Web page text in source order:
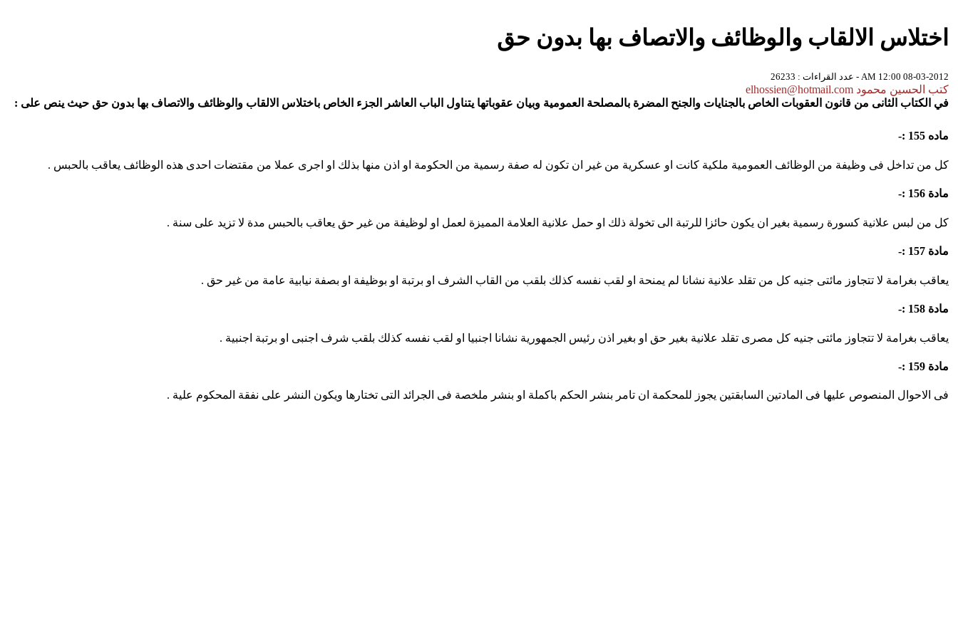
اختلاس الالقاب والوظائف والاتصاف بها بدون حق
08-03-2012 12:00 AM - عدد القراءات : 26233
كتب الحسين محمود elhossien@hotmail.com
في الكتاب الثانى من قانون العقوبات الخاص بالجنايات والجنح المضرة بالمصلحة العمومية وبيان عقوباتها يتناول الباب العاشر الجزء الخاص باختلاس الالقاب والوظائف والاتصاف بها بدون حق حيث ينص على :
ماده 155 :-
كل من تداخل فى وظيفة من الوظائف العمومية ملكية كانت او عسكرية من غير ان تكون له صفة رسمية من الحكومة او اذن منها بذلك او اجرى عملا من مقتضات احدى هذه الوظائف يعاقب بالحبس .
مادة 156 :-
كل من لبس علانية كسورة رسمية بغير ان يكون حائزا للرتبة الى تخولة ذلك او حمل علانية العلامة المميزة لعمل او لوظيفة من غير حق يعاقب بالحبس مدة لا تزيد على سنة .
مادة 157 :-
يعاقب بغرامة لا تتجاوز مائتى جنيه كل من تقلد علانية نشانا لم يمنحة او لقب نفسه كذلك بلقب من القاب الشرف او برتبة او بوظيفة او بصفة نيابية عامة من غير حق .
مادة 158 :-
يعاقب بغرامة لا تتجاوز مائتى جنيه كل مصرى تقلد علانية بغير حق او بغير اذن رئيس الجمهورية نشانا اجنبيا او لقب نفسه كذلك بلقب شرف اجنبى او برتبة اجنبية .
مادة 159 :-
فى الاحوال المنصوص عليها فى المادتين السابقتين يجوز للمحكمة ان تامر بنشر الحكم باكملة او بنشر ملخصة فى الجرائد التى تختارها ويكون النشر على نفقة المحكوم علية .